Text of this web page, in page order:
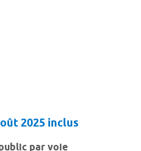
2025 inclus
par voie